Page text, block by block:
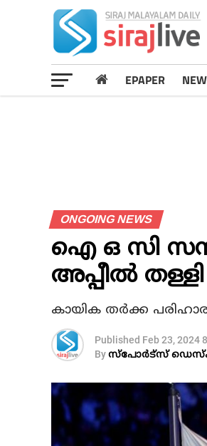
EPAPER
ONGOING NEWS
ഐ ഒ സി
അപ്പീല്‍ തള്ളി
കായിക തര്‍ക്ക
Published Feb 23, 2024
Byസ്‌പോര്‍ട്‌സ്